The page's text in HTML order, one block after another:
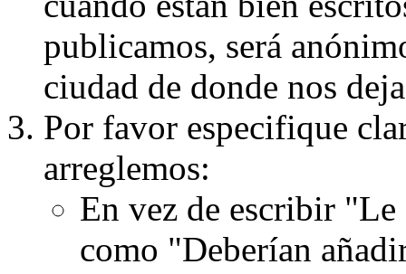
publicamos, será
ciudad de donde nos
Por favor especifique
arreglemos:
En vez de escribir
como "Deberían